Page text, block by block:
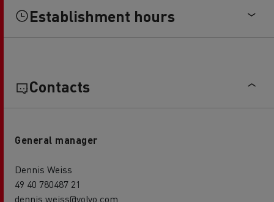
Establishment hours
Contacts
General manager
Dennis Weiss
49 40 780487 21
dennis.weiss@volvo.com